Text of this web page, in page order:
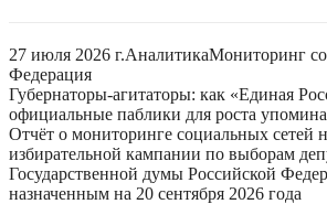
27 июля 2026 г.АналитикаМониторинг
Федерация
Губернаторы-агитаторы: как «Единая
официальные паблики для роста
Отчёт о мониторинге социальных сетей
избирательной кампании по выборам
Государственной думы Российской
назначенным на 20 сентября 2026 года